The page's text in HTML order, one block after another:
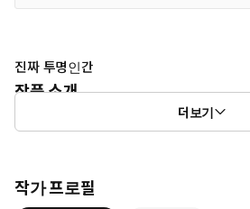
진짜 투명인간
작품 소개
투명인간이 되고 싶은 소년과 시각장애
더보기
작가 프로필